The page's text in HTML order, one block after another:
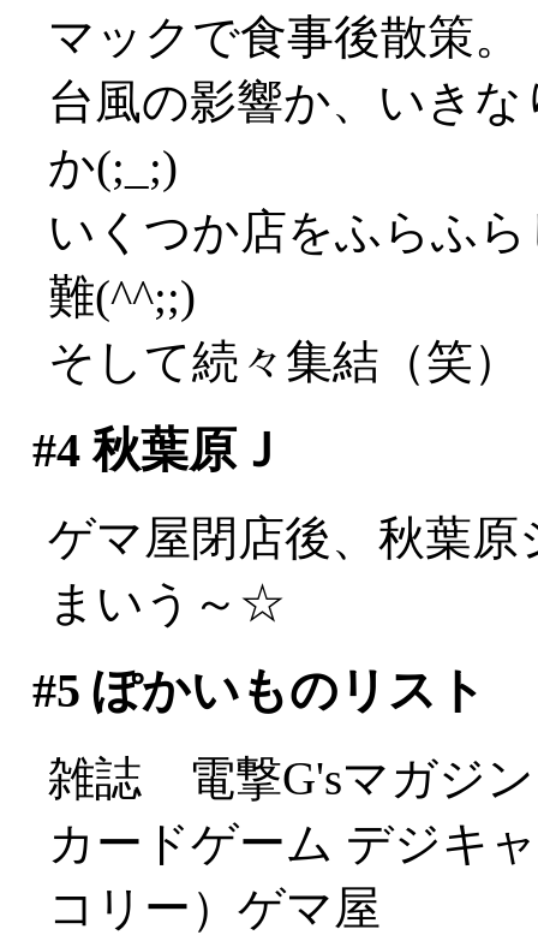
マックで食事後散策。
台風の影響か、いき
か(;_;)
いくつか店をふらふ
難(^^;;)
そして続々集結（笑）
#4秋葉原Ｊ
ゲマ屋閉店後、秋葉
まいう～☆
#5 ぽかいものリスト
雑誌 電撃G'sマガジン
カードゲーム デジキ
コリー）ゲマ屋